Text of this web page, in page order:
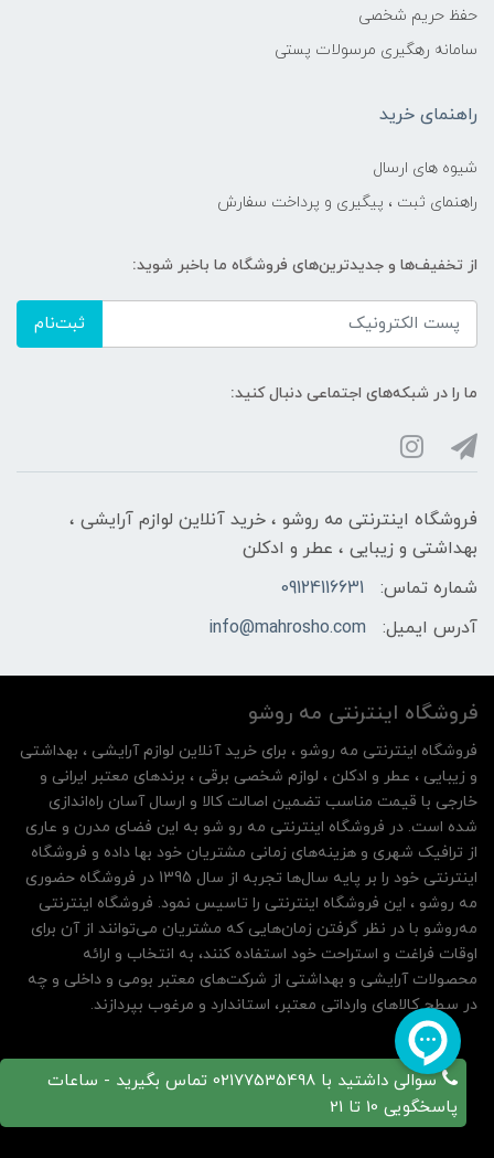
حفظ حریم شخصی
سامانه رهگیری مرسولات پستی
راهنمای خرید
شیوه های ارسال
راهنمای ثبت ، پیگیری و پرداخت سفارش
از تخفیف‌ها و جدیدترین‌های فروشگاه ما باخبر شوید:
ثبت‌نام
ما را در شبکه‌های اجتماعی دنبال کنید:
فروشگاه اینترنتی مه‌ رو‌شو ، خرید آنلاین لوازم آرایشی ،
بهداشتی و زیبایی ، عطر و ادکلن
شماره تماس:
09124116631
آدرس ایمیل:
info@mahrosho.com
سوالی داشتید با 02177535498 تماس بگیرید - ساعات
پاسخگویی 10 تا 21
فروشگاه اینترنتی مه‌ رو‌شو
فروشگاه اینترنتی مه‌ رو‌شو ، برای خرید آنلاین لوازم آرایشی ، بهداشتی
و زیبایی ، عطر و ادکلن ، لوازم شخصی برقی ، برندهای معتبر ایرانی و
خارجی با قیمت مناسب تضمین اصالت کالا و ارسال آسان راه‌اندازی
شده است. در فروشگاه اینترنتی مه رو شو به این فضای مدرن و عاری
از ترافیک شهری و هزینه‌های زمانی مشتریان خود بها داده و فروشگاه
اینترنتی خود را بر پایه سال‌ها تجربه از سال 1395 در فروشگاه حضوری
مه روشو ، این فروشگاه اینترنتی را تاسیس نمود. فروشگاه اینترنتی
مه‌رو‌شو با در نظر گرفتن زمان‌هایی که مشتریان می‌توانند از آن‌ برای
اوقات فراغت و استراحت خود استفاده کنند، به انتخاب و ارائه
محصولات آرایشی و بهداشتی از شرکت‌های معتبر بومی و داخلی و چه
در سطح کالاهای وارداتی معتبر، استاندارد و مرغوب بپردازند.